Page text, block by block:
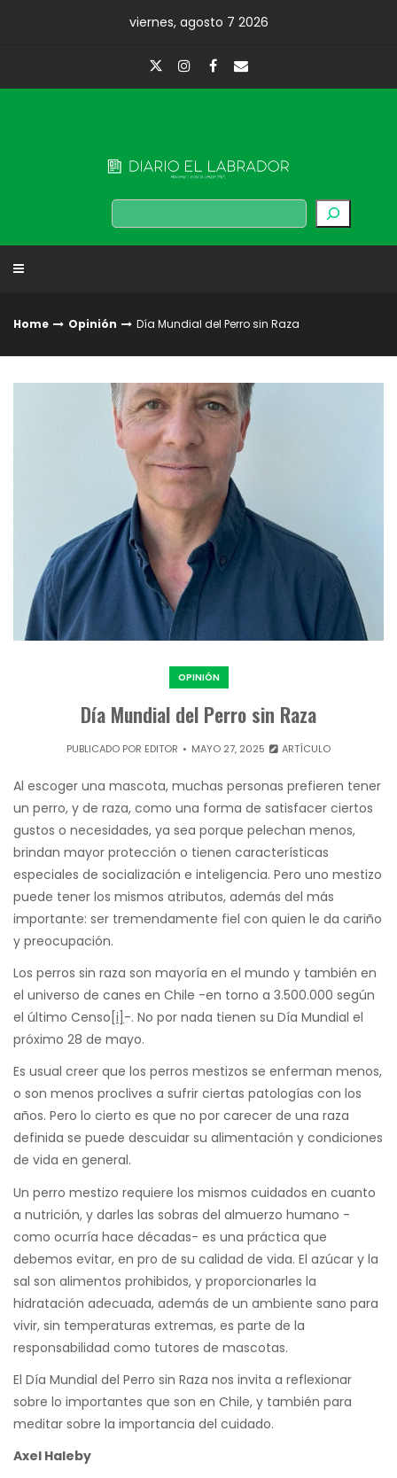
viernes, agosto 7 2026
Buscar
Home Opinión Día Mundial del Perro sin Raza
OPINIÓN
Día Mundial del Perro sin Raza
PUBLICADO POR EDITOR MAYO 27, 2025 ARTÍCULO
Al escoger una mascota, muchas personas prefieren tener
un perro, y de raza, como una forma de satisfacer ciertos
gustos o necesidades, ya sea porque pelechan menos,
brindan mayor protección o tienen características
especiales de socialización e inteligencia. Pero uno mestizo
puede tener los mismos atributos, además del más
importante: ser tremendamente fiel con quien le da cariño
y preocupación.
Los perros sin raza son mayoría en el mundo y también en
el universo de canes en Chile -en torno a 3.500.000 según
el último Censo [i] -. No por nada tienen su Día Mundial el
próximo 28 de mayo.
Es usual creer que los perros mestizos se enferman menos,
o son menos proclives a sufrir ciertas patologías con los
años. Pero lo cierto es que no por carecer de una raza
definida se puede descuidar su alimentación y condiciones
de vida en general.
Un perro mestizo requiere los mismos cuidados en cuanto
a nutrición, y darles las sobras del almuerzo humano -
como ocurría hace décadas- es una práctica que
debemos evitar, en pro de su calidad de vida. El azúcar y la
sal son alimentos prohibidos, y proporcionarles la
hidratación adecuada, además de un ambiente sano para
vivir, sin temperaturas extremas, es parte de la
responsabilidad como tutores de mascotas.
El Día Mundial del Perro sin Raza nos invita a reflexionar
sobre lo importantes que son en Chile, y también para
meditar sobre la importancia del cuidado.
Axel Haleby